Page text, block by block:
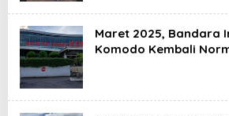
Maret 2025, Bandara
Komodo Kembali